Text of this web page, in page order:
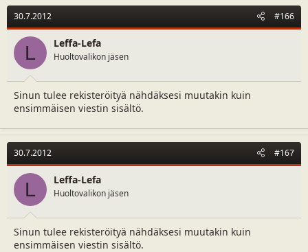
30.7.2012 #166
L Leffa-Lefa
Huoltovalikon jäsen
Sinun tulee rekisteröityä nähdäksesi muutakin kuin
ensimmäisen viestin sisältö.
30.7.2012 #167
L Leffa-Lefa
Huoltovalikon jäsen
Sinun tulee rekisteröityä nähdäksesi muutakin kuin
ensimmäisen viestin sisältö.